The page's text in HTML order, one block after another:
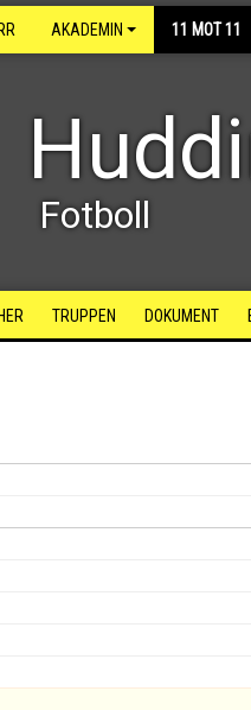
AKADEMIN 11 MOT 11
Fotboll
TRUPPEN DOKUMENT